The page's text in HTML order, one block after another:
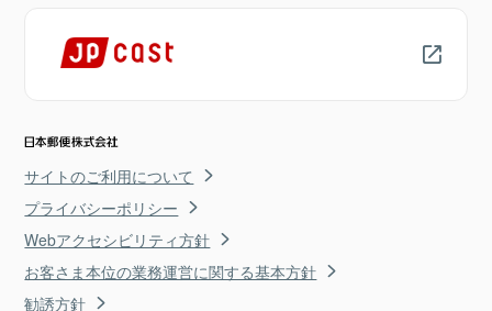
サイトのご利用について
プライバシーポリシー
Webアクセシビリティ方針
お客さま本位の業務運営に関する基本方針
勧誘方針